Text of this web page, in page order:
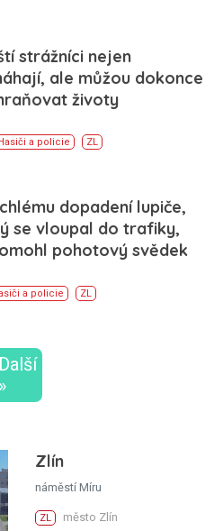
strážníci nejen
ale můžou dokonce
životy
Hasiči a policie ZL
dopadení lupiče,
se vloupal do trafiky,
pohotový svědek
a policie ZL
Další
»
Zlín
náměstí Míru
ZL město Zlín